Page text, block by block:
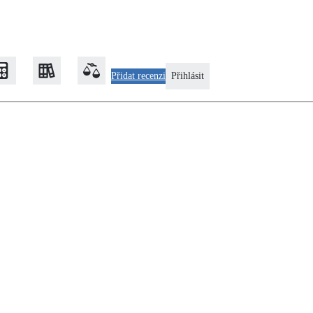
Přidat recenzi Přihlásit